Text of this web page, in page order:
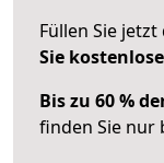
Füllen Sie
Sie
Bis zu 60 %
finden Sie nur